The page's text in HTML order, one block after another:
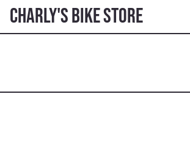
Charly's Bike Store